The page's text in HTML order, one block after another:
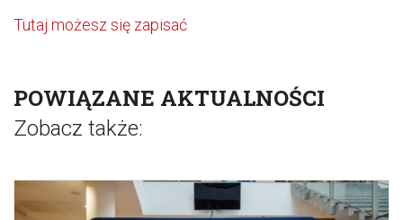
Tutaj możesz się zapisać
POWIĄZANE AKTUALNOŚCI
Zobacz także: